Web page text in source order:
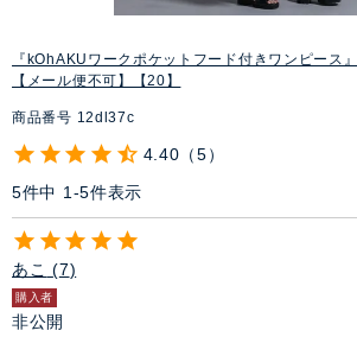
『kOhAKUワークポケットフード付きワンピース』
【メール便不可】【20】
商品番号 12dl37c
4.40
5
5件中 1-5件表示
あこ 7
購入者
非公開